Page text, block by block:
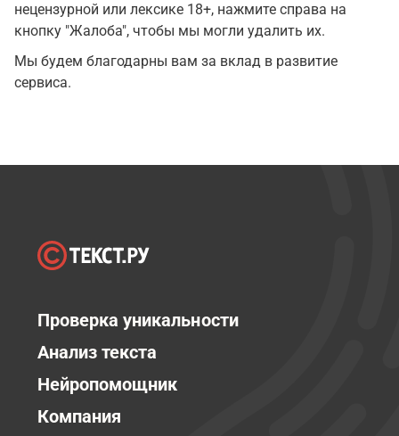
нецензурной или лексике 18+, нажмите справа на
кнопку "Жалоба", чтобы мы могли удалить их.
Мы будем благодарны вам за вклад в развитие
сервиса.
Проверка уникальности
Анализ текста
Нейропомощник
Компания